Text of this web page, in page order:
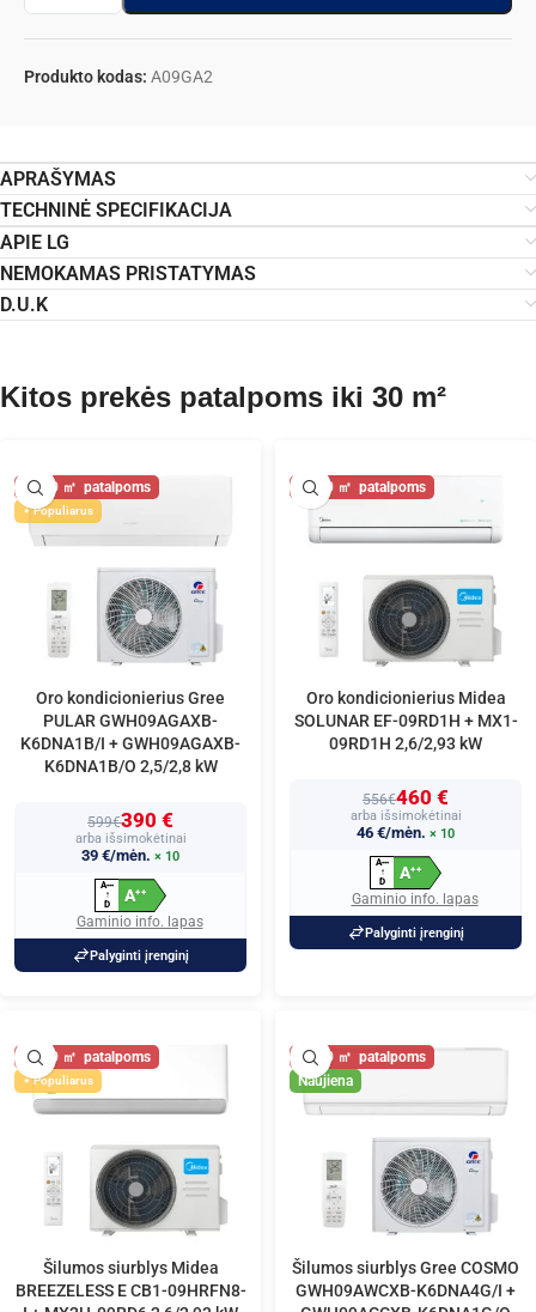
Produkto kodas: A09GA2
APRAŠYMAS
TECHNINĖ SPECIFIKACIJA
APIE LG
NEMOKAMAS PRISTATYMAS
D.U.K
Kitos prekės patalpoms iki 30 m²
30
Populiarus
Oro kondicionierius Gree
PULAR GWH09AGAXB-
K6DNA1B/I + GWH09AGAXB-
K6DNA1B/O 2,5/2,8 kW
599€390 €
arba išsimokėtinai
39 €/mėn. × 10
A+++
↑
D
A++
Gaminio info. lapas
Palyginti įrenginį
30
Oro kondicionierius Midea
SOLUNAR EF-09RD1H + MX1-
09RD1H 2,6/2,93 kW
556€460 €
arba išsimokėtinai
46 €/mėn. × 10
A+++
↑
D
A++
Gaminio info. lapas
Palyginti įrenginį
30
Populiarus
Šilumos siurblys Midea
BREEZELESS E CB1-09HRFN8-
30
Naujiena
Šilumos siurblys Gree COSMO
GWH09AWCXB-K6DNA4G/I +